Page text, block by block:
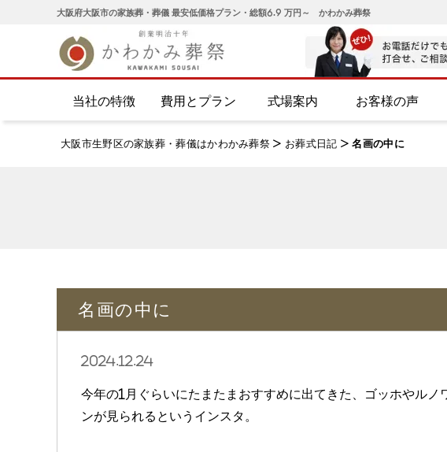
大阪府大阪市の家族葬・葬儀 最安低価格プラン・総額6.9 万円～ かわかみ葬祭
当社の特徴 費用とプラン 式場案内 お客様の声
大阪市生野区の家族葬・葬儀はかわかみ葬祭 > お葬式日記 >名画の中に
名画の中に
2024.12.24
今年の1月ぐらいにたまたまおすすめに出てきた、ゴッホやル
ンが見られるというインスタ。